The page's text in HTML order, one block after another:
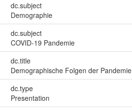
dc.subject
Demographie
dc.subject
COVID-19 Pandemie
dc.title
Demographische Folgen der Pandemie
dc.type
Presentation